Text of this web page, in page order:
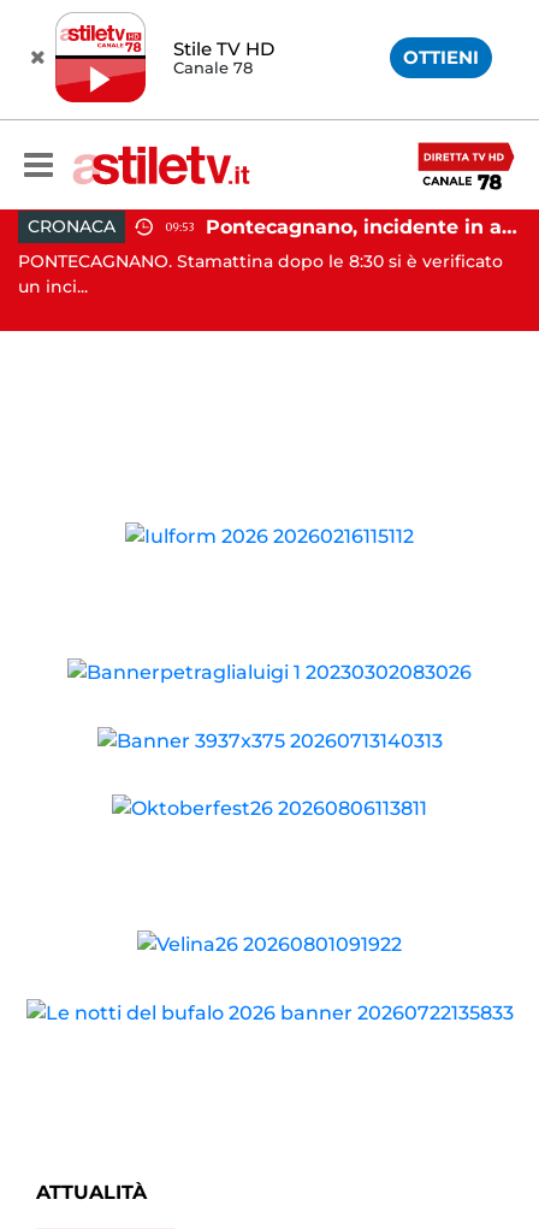
Stile TV HD
Canale 78 OTTIENI
CRONACA 09:53 Pontecagnano, incidente in autostrada: 5 giovani feriti
PONTECAGNANO. Stamattina dopo le 8:30 si è verificato
un inci...
ATTUALITÀ